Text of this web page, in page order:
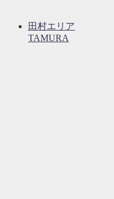
田村エリア
TAMURA